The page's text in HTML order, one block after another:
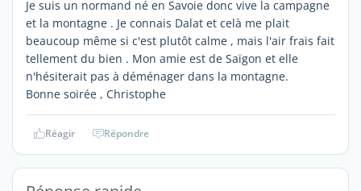
Je suis un normand né en Savoie donc vive la campagne
et la montagne . Je connais Dalat et celà me plait
beaucoup même si c'est plutôt calme , mais l'air frais fait
tellement du bien . Mon amie est de Saïgon et elle
n'hésiterait pas à déménager dans la montagne.
Bonne soirée , Christophe
Réagir Répondre